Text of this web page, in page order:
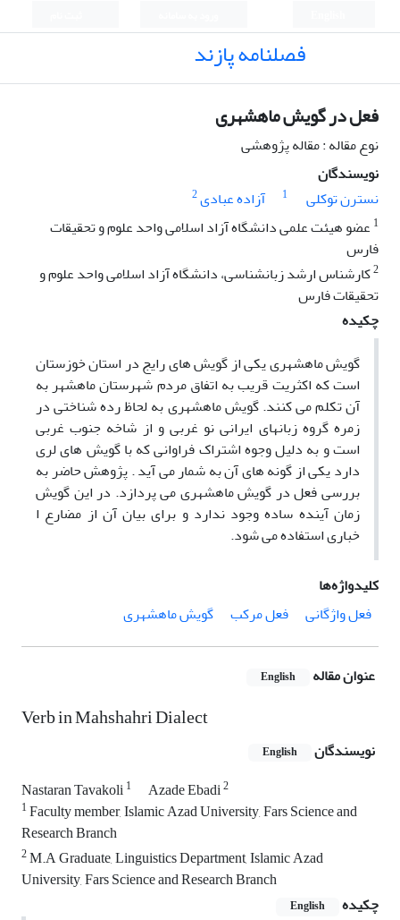
فصلنامه پازند
فعل در گویش ماهشهری
نوع مقاله : مقاله پژوهشی
نویسندگان
نسترن توکلی
1 آزاده عبادی2
1 عضو هیئت علمی دانشگاه آزاد اسلامی واحد علوم و تحقیقات
فارس
2کارشناس ارشد زبانشناسی، دانشگاه آزاد اسلامی واحد علوم و
تحقیقات فارس
چکیده
گویش ماهشهری یکی از گویش های رایج در استان خوزستان
است که اکثریت قریب به اتفاق مردم شهرستان ماهشهر به
آن تکلم می کنند. گویش ماهشهری به لحاظ رده شناختی در
زمره گروه زبانهای ایرانی نو غربی و از شاخه جنوب غربی
است و به دلیل وجوه اشتراک فراوانی که با گویش های لری
دارد یکی از گونه های آن به شمار می آید . پژوهش حاضر به
بررسی فعل در گویش ماهشهری می پردازد. در این گویش
زمان آینده ساده وجود ندارد و برای بیان آن از مضارع ا
خباری استفاده می شود.
کلیدواژه‌ها
فعل واژگانی
فعل مرکب گویش ماهشهری
عنوان مقاله English
Verb in Mahshahri Dialect
نویسندگان English
Nastaran Tavakoli1 Azade Ebadi2
1Faculty member, Islamic Azad University, Fars Science and
Research Branch
2M.A Graduate, Linguistics Department, Islamic Azad
University, Fars Science and Research Branch
چکیده
English